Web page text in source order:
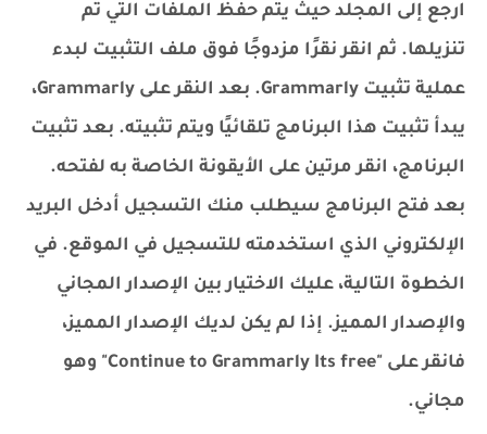
ارجع إلى المجلد حيث يتم حفظ الملفات التي تم
تنزيلها. ثم انقر نقرًا مزدوجًا فوق ملف التثبيت لبدء
عملية تثبيت Grammarly. بعد النقر على Grammarly،
يبدأ تثبيت هذا البرنامج تلقائيًا ويتم تثبيته. بعد تثبيت
البرنامج، انقر مرتين على الأيقونة الخاصة به لفتحه.
بعد فتح البرنامج سيطلب منك التسجيل أدخل البريد
الإلكتروني الذي استخدمته للتسجيل في الموقع. في
الخطوة التالية، عليك الاختيار بين الإصدار المجاني
والإصدار المميز. إذا لم يكن لديك الإصدار المميز،
فانقر على "Continue to Grammarly Its free" وهو
مجاني.